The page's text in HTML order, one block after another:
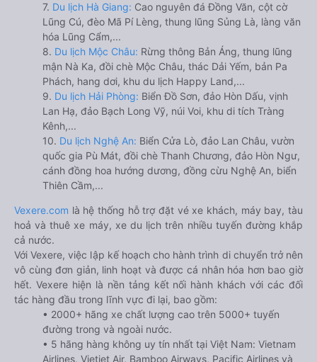
7. Du lịch Hà Giang: Cao nguyên đá Đồng Văn, cột cờ
Lũng Cú, đèo Mã Pí Lèng, thung lũng Sủng Là, làng văn
hóa Lũng Cẩm,...
8. Du lịch Mộc Châu: Rừng thông Bản Áng, thung lũng
mận Nà Ka, đồi chè Mộc Châu, thác Dải Yếm, bản Pa
Phách, hang dơi, khu du lịch Happy Land,...
9. Du lịch Hải Phòng: Biển Đồ Sơn, đảo Hòn Dấu, vịnh
Lan Hạ, đảo Bạch Long Vỹ, núi Voi, khu di tích Tràng
Kênh,...
10. Du lịch Nghệ An: Biển Cửa Lò, đảo Lan Châu, vườn
quốc gia Pù Mát, đồi chè Thanh Chương, đảo Hòn Ngư,
cánh đồng hoa hướng dương, đồng cừu Nghệ An, biển
Thiên Cầm,...
Vexere.com là hệ thống hỗ trợ đặt vé xe khách, máy bay, tàu
hoả và thuê xe máy, xe du lịch trên nhiều tuyến đường khắp
cả nước.
Với Vexere, việc lập kế hoạch cho hành trình di chuyển trở nên
vô cùng đơn giản, linh hoạt và được cá nhân hóa hơn bao giờ
hết. Vexere hiện là nền tảng kết nối hành khách với các đối
tác hàng đầu trong lĩnh vực đi lại, bao gồm:
• 2000+ hãng xe chất lượng cao trên 5000+ tuyến
đường trong và ngoài nước.
• 5 hãng hàng không uy tín nhất tại Việt Nam: Vietnam
Airlines, Vietjet Air, Bamboo Airways, Pacific Airlines và